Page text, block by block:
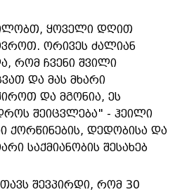
ყოველი დღით
ორივეს ძალიან
რომ ჩვენი შვილი
და მას მხარი
და მგონია, ეს
შეიცვლება" - ჰეილი
ქორწინების, დედობისა და
საქმიანობის შესახებ
თავს შევპირდი, რომ 30